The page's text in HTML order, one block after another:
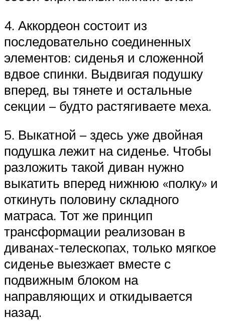
4. Аккордеон состоит из
последовательно соединенных
элементов: сиденья и сложенной
вдвое спинки. Выдвигая подушку
вперед, вы тянете и остальные
секции – будто растягиваете меха.
5. Выкатной – здесь уже двойная
подушка лежит на сиденье. Чтобы
разложить такой диван нужно
выкатить вперед нижнюю «полку» и
откинуть половину складного
матраса. Тот же принцип
трансформации реализован в
диванах-телескопах, только мягкое
сиденье выезжает вместе с
подвижным блоком на
направляющих и откидывается
назад.